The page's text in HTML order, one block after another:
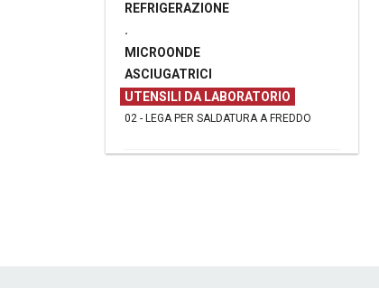
REFRIGERAZIONE
.
MICROONDE
ASCIUGATRICI
UTENSILI DA LABORATORIO
02 - LEGA PER SALDATURA A FREDDO